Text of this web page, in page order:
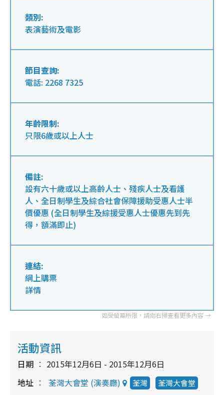
類別:
表演藝術及電影
節目查詢:
電話: 2268 7325
年齡限制:
只限6歲或以上人士
備註:
設有六十歲或以上高齡人士、殘疾人士及看護
人、全日制學生及綜合社會保障援助受惠人士半
價優惠 (全日制學生及綜援受惠人士優惠先到先
得，額滿即止)
連結:
網上購票
詳情
活動資訊
日期
2015年12月6日 - 2015年12月6日
地址
荃灣大會堂 (演奏廳) 荃灣 荃灣大會堂